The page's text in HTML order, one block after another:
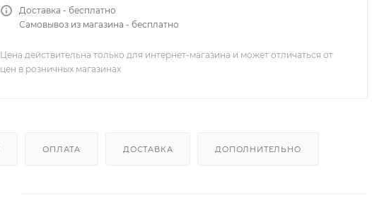
Доставка - бесплатно
Самовывоз из магазина - бесплатно
Цена действительна только для интернет-магазина и может отличаться от
цен в розничных магазинах
ОПЛАТА ДОСТАВКА ДОПОЛНИТЕЛЬНО